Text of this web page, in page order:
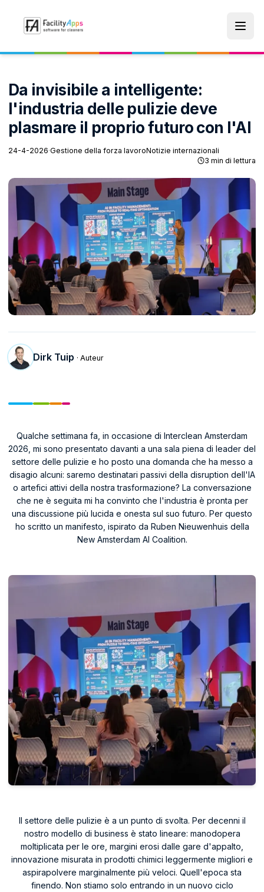
Da invisibile a intelligente:
l'industria delle pulizie deve
plasmare il proprio futuro con l'AI
24-4-2026·Gestione della forza lavoroNotizie internazionali
3 min di lettura
Dirk Tuip · Auteur
Qualche settimana fa, in occasione di Interclean Amsterdam
2026, mi sono presentato davanti a una sala piena di leader del
settore delle pulizie e ho posto una domanda che ha messo a
disagio alcuni: saremo destinatari passivi della disruption dell'IA
o artefici attivi della nostra trasformazione? La conversazione
che ne è seguita mi ha convinto che l'industria è pronta per
una discussione più lucida e onesta sul suo futuro. Per questo
ho scritto un manifesto, ispirato da Ruben Nieuwenhuis della
New Amsterdam AI Coalition.
Il settore delle pulizie è a un punto di svolta. Per decenni il
nostro modello di business è stato lineare: manodopera
moltiplicata per le ore, margini erosi dalle gare d'appalto,
innovazione misurata in prodotti chimici leggermente migliori e
aspirapolvere marginalmente più veloci. Quell'epoca sta
finendo. Non stiamo solo entrando in un nuovo ciclo